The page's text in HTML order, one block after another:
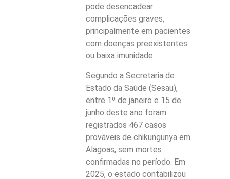
pode desencadear
complicações graves,
principalmente em pacientes
com doenças preexistentes
ou baixa imunidade.
Segundo a Secretaria de
Estado da Saúde (Sesau),
entre 1º de janeiro e 15 de
junho deste ano foram
registrados 467 casos
prováveis de chikungunya em
Alagoas, sem mortes
confirmadas no período. Em
2025, o estado contabilizou